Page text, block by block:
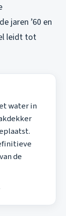
jaren ’60 en
leidt tot
water in
de